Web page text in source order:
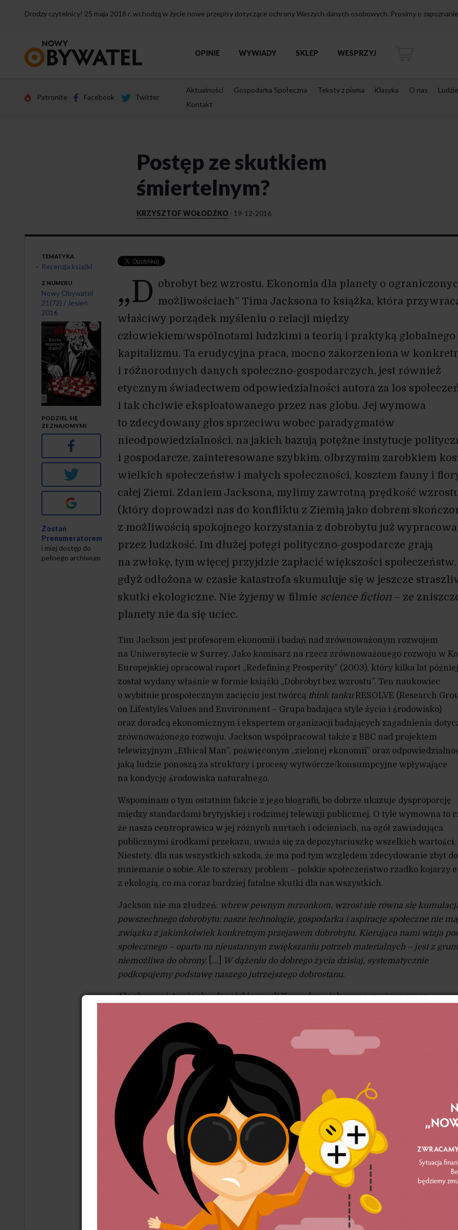
Drodzy czytelnicy! 25 maja 2018 r. wchodzą w życie nowe przepisy dotyczące ochrony Waszych danych osobowych. Prosimy o
strony
OPINIE WYWIADY SKLEP WESPRZYJ
Patronite Facebook Twitter
Aktualności Gospodarka Społeczna Teksty z pisma Klasyka O nas
Ludzie
Kontakt
Postęp ze skutkiem
śmiertelnym?
KRZYSZTOF WOŁODŹKO · 19-12-2016
„D obrobyt bez wzrostu. Ekonomia dla planety o
możliwościach” Tima Jacksona to książka, która
właściwy porządek myśleniu o relacji między
człowiekiem/wspólnotami ludzkimi a teorią i praktyką globalnego
kapitalizmu. Ta erudycyjna praca, mocno zakorzeniona w
i różnorodnych danych społeczno-gospodarczych, jest również
etycznym świadectwem odpowiedzialności autora za los
i tak chciwie eksploatowanego przez nas globu. Jej wymowa
to zdecydowany głos sprzeciwu wobec paradygmatów
nieodpowiedzialności, na jakich bazują potężne instytucje
i gospodarcze, zainteresowane szybkim, olbrzymim zarobkiem
wielkich społeczeństw i małych społeczności, kosztem fauny i
całej Ziemi. Zdaniem Jacksona, mylimy zawrotną prędkość
(który doprowadzi nas do konfliktu z Ziemią jako dobrem
z możliwością spokojnego korzystania z dobrobytu już
przez ludzkość. Im dłużej potęgi polityczno-gospodarcze grają
na zwłokę, tym więcej przyjdzie zapłacić większości społeczeństw,
gdyż odłożona w czasie katastrofa skumuluje się w jeszcze
skutki ekologiczne. Nie żyjemy w filmie science fiction– ze
planety nie da się uciec.
Tim Jackson jest profesorem ekonomii i badań nad zrównoważonym rozwojem
na Uniwersytecie w Surrey. Jako komisarz na rzecz zrównoważonego rozwoju w
Europejskiej opracował raport „Redefining Prosperity” (2003), który kilka lat później
został wydany właśnie w formie książki „Dobrobyt bez wzrostu”. Ten naukowiec
o wybitnie prospołecznym zacięciu jest twórcą think tankuRESOLVE (Research
on Lifestyles Values and Environment – Grupa badająca style życia i środowisko)
oraz doradcą ekonomicznym i ekspertem organizacji badających zagadnienia
zrównoważonego rozwoju. Jackson współpracował także z BBC nad projektem
telewizyjnym „Ethical Man”, poświęconym „zielonej ekonomii” oraz
jaką ludzie ponoszą za struktury i procesy wytwórcze/konsumpcyjne wpływające
na kondycję środowiska naturalnego.
Wspominam o tym ostatnim fakcie z jego biografii, bo dobrze ukazuje dysproporcję
między standardami brytyjskiej i rodzimej telewizji publicznej. O tyle wymowna to
że nasza centroprawica w jej różnych nurtach i odcieniach, na ogół zawiadująca
publicznymi środkami przekazu, uważa się za depozytariuszkę wszelkich wartości.
Niestety, dla nas wszystkich szkoda, że ma pod tym względem zdecydowanie zbyt
mniemanie o sobie. Ale to szerszy problem – polskie społeczeństwo rzadko kojarzy
z ekologią, co ma coraz bardziej fatalne skutki dla nas wszystkich.
Jackson nie ma złudzeń: wbrew pewnym mrzonkom, wzrost nie równa się kumulacji
powszechnego dobrobytu: nasze technologie, gospodarka i aspiracje społeczne nie
związku z jakimkolwiek konkretnym przejawem dobrobytu. Kierująca nami wizja
społecznego – oparta na nieustannym zwiększaniu potrzeb materialnych – jest z
niemożliwa do obrony. […]
W dążeniu do dobrego życia dzisiaj, systematycznie
podkopujemy podstawę naszego jutrzejszego dobrostanu.
Ale ekonomista nie obsadza siebie w roli Kasandry – jak zaznacza, jego praca
dobrobyt w świecie o ograniczonych zasobach i z oczekiwaną populacją
miliardów ludzi w najbliższych dekadach? Czy mamy przyzwoitą wizję dobrobytu dla
takiego świata? Czy wizja ta jest wiarygodna w obliczu dostępnych dowodów na
ograniczeń ekologicznych
Żyje się lepiej, żyje się weselej– cynizm znanych słów Józefa Stalina w niezwykle
przewrotny, ale trafny sposób oddaje coraz bardziej „dystopijną” rzeczywistość
współczesnego kapitalizmu, odmalowywaną przez Jacksona. Świat oparty na
kapitału, interpretowany w zgodzie z historiozofią rynku bez limitów, napędzany
przez wciąż rosnącą konsumpcję i postrzeganą jedynie w kategoriach szybkiego
eksploatację zasobów naszej planety, miał stawać się coraz lepszym miejscem. Jeżeli
przyjrzymy się czołówkom wielu programów ekonomicznych i gospodarczych, z
zauważymy wpisaną w nie, idącą – mimo pewnych zachwiań – ostro w górę linię
symbolizującą triumfy gospodarczego czy giełdowego wzrostu: kapitalizm to postęp,
postęp to kapitalizm. To bardzo silne wyobrażenie marzenia archetypicznego w
strefie cywilizacyjnej i, nawet jeżeli Zachód przestaje być naiwny, w Polsce ta wiara
TEMATYKA
Recenzja książki
Z NUMERU
Nowy Obywatel
21(72) / Jesień
2016
" alt="">
PODZIEL SIĘ
ZE ZNAJOMYMI
Facebook
Twitter
Zostań
Prenumeratorem
i miej dostęp do
pełnego archiwum